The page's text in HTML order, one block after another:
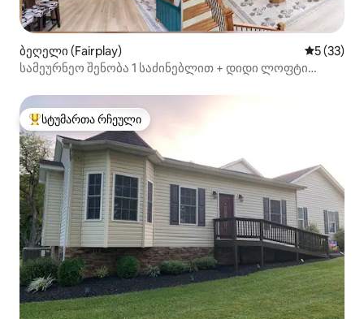
ბეღელი (Fairplay) საშუალო
5 (33)
სამეურნეო შენობა 1 საძინებლით + დიდი ლოფტი
სტუმართა რჩეული მოწინავე ვარიანტი
სტუმართა რჩეული